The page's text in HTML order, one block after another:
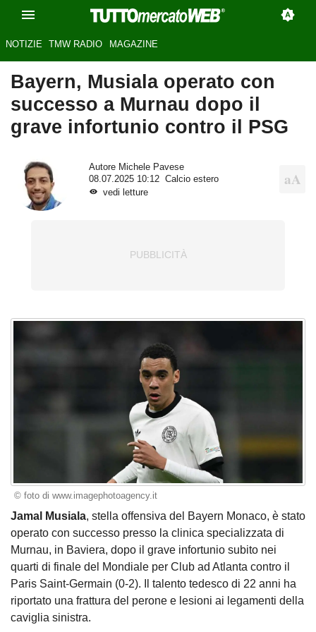
NOTIZIE TMW RADIO MAGAZINE
Bayern, Musiala operato con
successo a Murnau dopo il
grave infortunio contro il PSG
Autore Michele Pavese
08.07.2025 10:12
Calcio estero
vedi letture
© foto di www.imagephotoagency.it
Jamal Musiala, stella offensiva del Bayern Monaco, è stato
operato con successo presso la clinica specializzata di
Murnau, in Baviera, dopo il grave infortunio subito nei
quarti di finale del Mondiale per Club ad Atlanta contro il
Paris Saint-Germain (0-2). Il talento tedesco di 22 anni ha
riportato una frattura del perone e lesioni ai legamenti della
caviglia sinistra.